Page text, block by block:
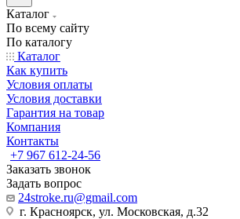
Каталог
По всему сайту
По каталогу
Каталог
Как купить
Условия оплаты
Условия доставки
Гарантия на товар
Компания
Контакты
+7 967 612-24-56
Заказать звонок
Задать вопрос
24stroke.ru@gmail.com
г. Красноярск, ул. Московская, д.32